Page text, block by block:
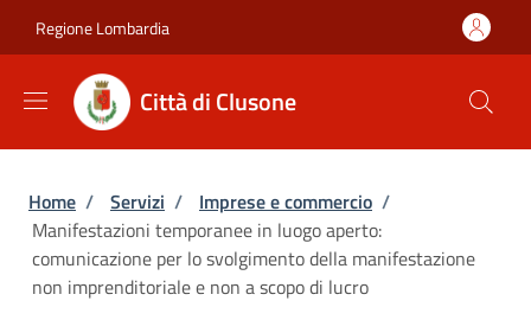
Regione Lombardia
Città di Clusone
Briciole di pane
Home / Servizi / Imprese e commercio /
Manifestazioni temporanee in luogo aperto:
comunicazione per lo svolgimento della manifestazione
non imprenditoriale e non a scopo di lucro